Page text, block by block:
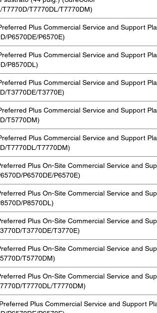
T7770D/T7770DL/T7770DM)
Plus Commercial Service and Support
P6570DE/P6570E)
Plus Commercial Service and Support
P8570DL)
Plus Commercial Service and Support
T3770DE/T3770E)
Plus Commercial Service and Support
T5770DM)
Plus Commercial Service and Support
T7770DL/T7770DM)
Plus On-Site Commercial Service and
P6570DE/P6570E)
Plus On-Site Commercial Service and
P8570DL)
Plus On-Site Commercial Service and
T3770DE/T3770E)
Plus On-Site Commercial Service and
T5770DM)
Plus On-Site Commercial Service and
T7770DL/T7770DM)
Plus Commercial Service and Support